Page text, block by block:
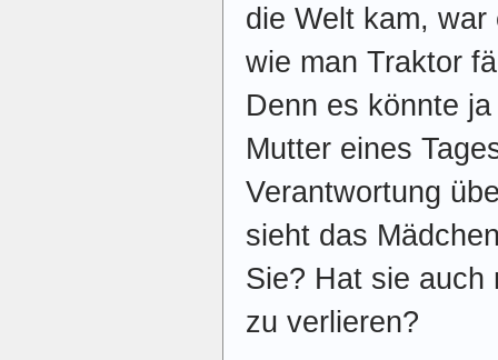
die Welt kam,
wie man Traktor
Denn es könnte
Mutter eines
Verantwortung
sieht das
Sie? Hat sie auch
zu verlieren?